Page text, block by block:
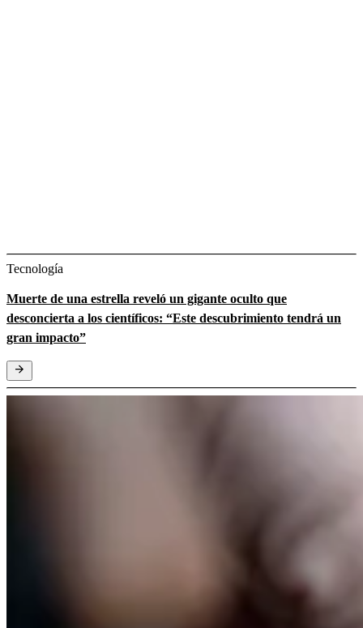
Tecnología
Muerte de una estrella reveló un gigante oculto que
desconcierta a los científicos: “Este descubrimiento tendrá un
gran impacto”